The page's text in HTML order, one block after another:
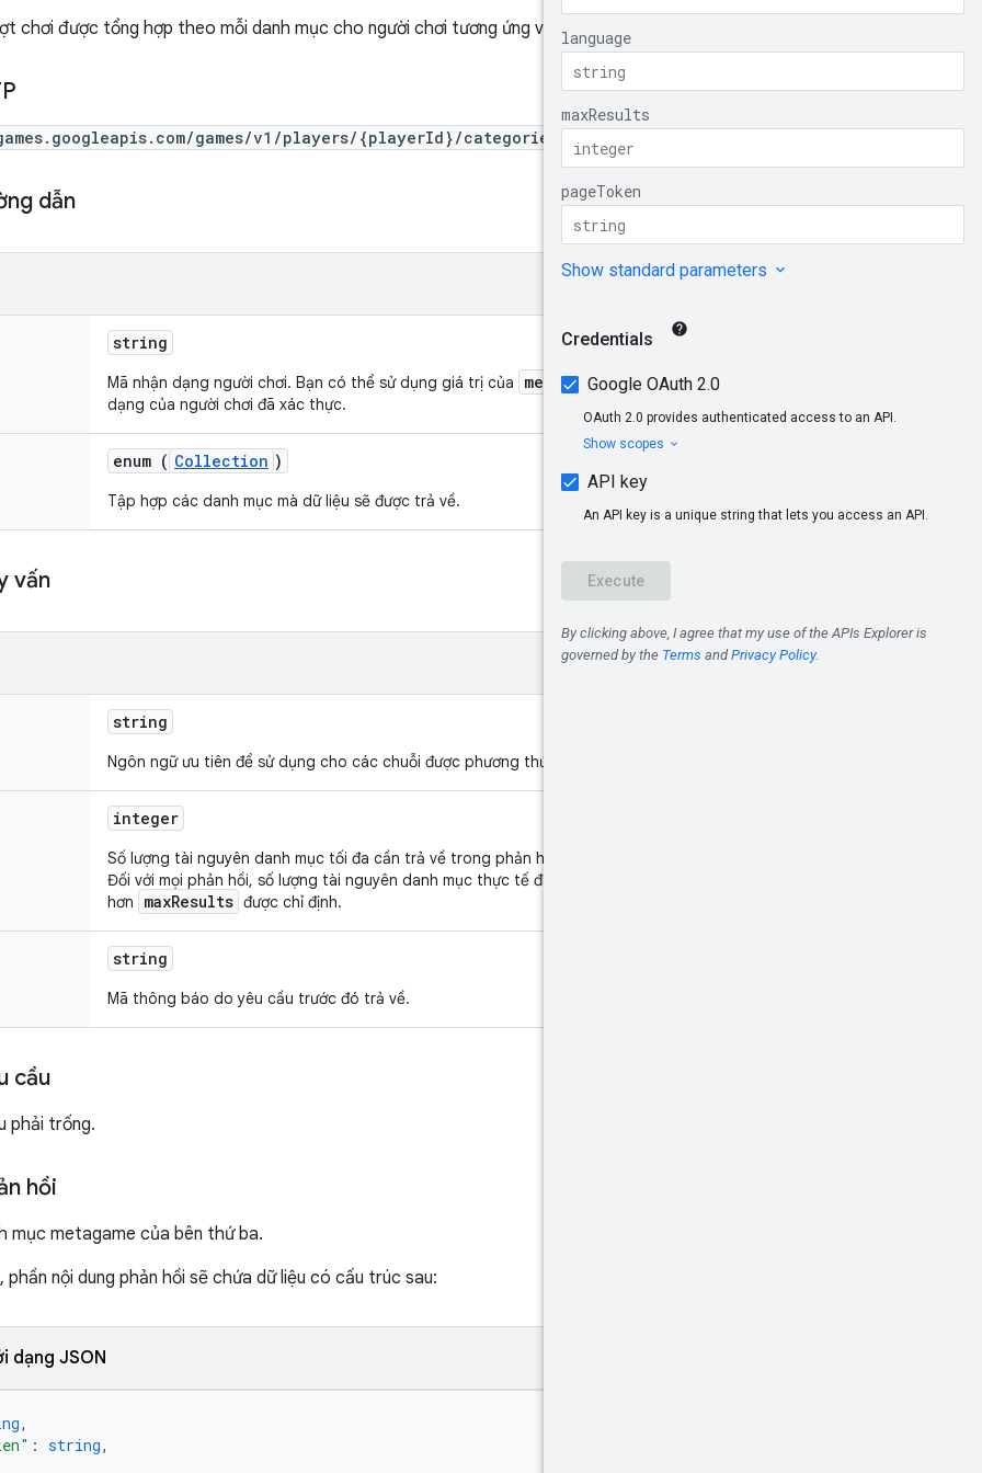
MetagameCateg
Dùng thử!
chơi được tổng hợp theo mỗi danh mục cho người chơi tương ứng với
games/v1/players/{playerId}/categories/{collection}
dẫn
string
Mã nhận dạng người chơi. Bạn có thể sử dụng giá trị của me
thay cho mã nhận
dạng của người chơi đã xác thực.
enum ( Collection )
Tập hợp các danh mục mà dữ liệu sẽ được trả về.
vấn
string
Ngôn ngữ ưu tiên để sử dụng cho các chuỗi được phương thức này trả về.
integer
Số lượng tài nguyên danh mục tối đa cần trả về trong phản hồi, dùng để phân trang.
Đối với mọi phản hồi, số lượng tài nguyên danh mục thực tế được trả về có thể nhỏ
hơn
maxResults được chỉ định.
string
Mã thông báo do yêu cầu trước đó trả về.
cầu
phải trống.
hồi
mục metagame của bên thứ ba.
phần nội dung phản hồi sẽ chứa dữ liệu có cấu trúc sau:
dạng JSON
,
: string,